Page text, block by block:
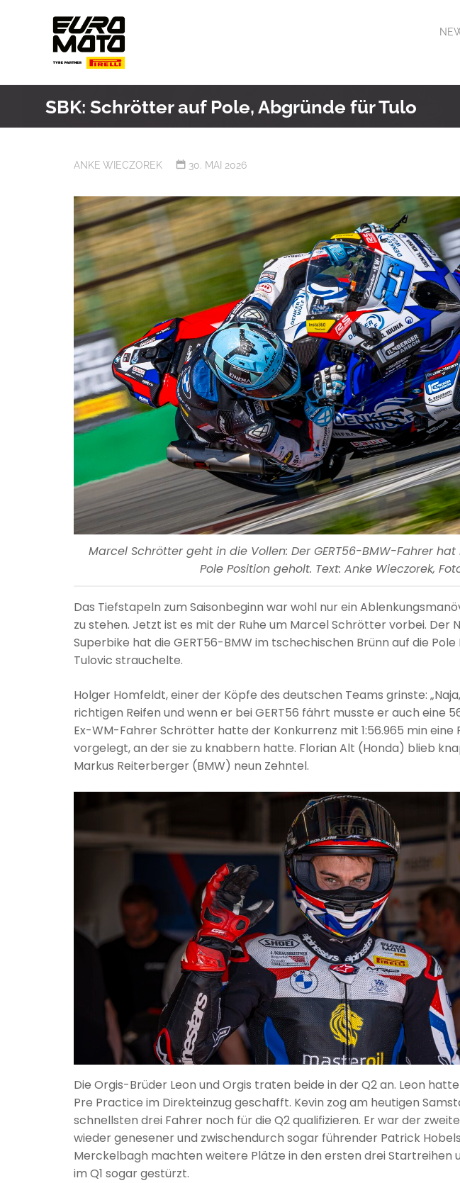
SBK: Schrötter auf Pole, Abgründe für Tulo
ANKE WIECZOREK 30. MAI 2026
Marcel Schrötter geht in die Vollen: Der GERT56-BMW-Fahrer hat
Pole Position geholt. Text: Anke Wieczorek,
Das Tiefstapeln zum Saisonbeginn war wohl nur ein
zu stehen. Jetzt ist es mit der Ruhe um Marcel Schrötter vorbei. Der
Superbike hat die GERT56-BMW im tschechischen Brünn auf die
Tulovic strauchelte.
Holger Homfeldt, einer der Köpfe des deutschen Teams grinste:
richtigen Reifen und wenn er bei GERT56 fährt musste er auch eine
Ex-WM-Fahrer Schrötter hatte der Konkurrenz mit 1:56.965 min
vorgelegt, an der sie zu knabbern hatte. Florian Alt (Honda) blieb
Markus Reiterberger (BMW) neun Zehntel.
Die Orgis-Brüder Leon und Orgis traten beide in der Q2 an. Leon
Pre Practice im Direkteinzug geschafft. Kevin zog am heutigen
schnellsten drei Fahrer noch für die Q2 qualifizieren. Er war der
wieder genesener und zwischendurch sogar führender Patrick
Merckelbagh machten weitere Plätze in den ersten drei Startreihen
im Q1 sogar gestürzt.